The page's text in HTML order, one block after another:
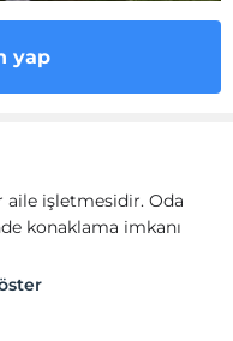
yap
aile işletmesidir. Oda
konaklama imkanı
iyi şekilde
ve yayla manzaralı